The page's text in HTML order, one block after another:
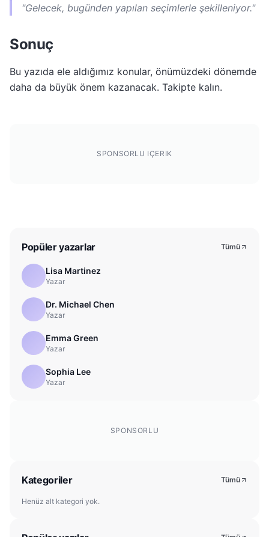
"Gelecek, bugünden yapılan seçimlerle şekilleniyor."
Sonuç
Bu yazıda ele aldığımız konular, önümüzdeki dönemde
daha da büyük önem kazanacak. Takipte kalın.
SPONSORLU IÇERIK
Popüler yazarlar Tümü
Lisa Martinez
Yazar
Dr. Michael Chen
Yazar
Emma Green
Yazar
Sophia Lee
Yazar
SPONSORLU
Kategoriler Tümü
Henüz alt kategori yok.